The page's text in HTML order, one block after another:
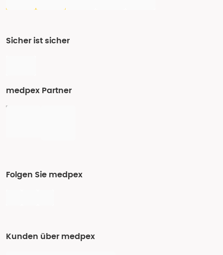
Sicher ist sicher
medpex Partner
Folgen Sie medpex
Kunden über medpex